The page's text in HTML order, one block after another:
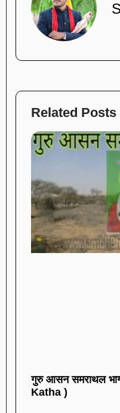
Related Posts
गुरु आसन समराथल
Katha )